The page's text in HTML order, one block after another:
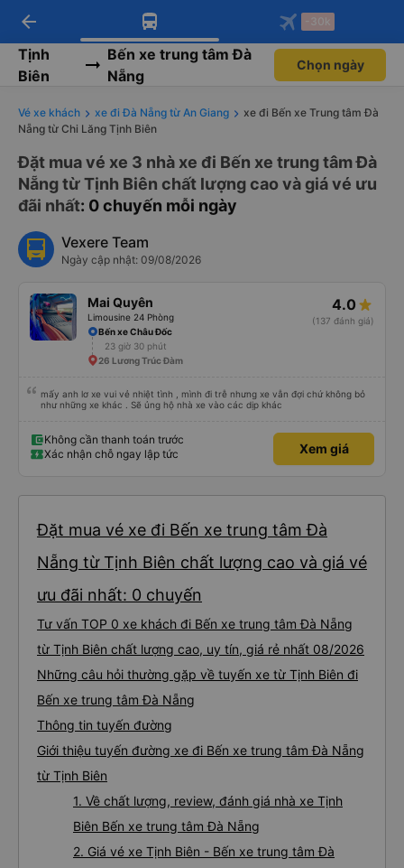
Tải app Vexere ngay!
Nhận ưu đãi thành viên độc
quyền
Mở app
Tải app Vexere
-30k/ghế khi đặt vé máy bay qua
app
Mở app
arrow_back -30k
Tịnh
Biên
Bến xe trung tâm Đà
Nẵng
Chọn ngày
Vé xe khách xe đi Đà Nẵng từ An Giang
xe đi Bến xe Trung tâm Đà
Nẵng từ Chi Lăng Tịnh Biên
Đặt mua vé xe 3 nhà xe đi Bến xe trung tâm Đà
Nẵng từ Tịnh Biên chất lượng cao và giá vé ưu
đãi nhất: 0 chuyến mỗi ngày
Vexere Team
Ngày cập nhật: 09/08/2026
Mai Quyên
Limousine 24 Phòng
4.0
(137 đánh giá)
Bến xe Châu Đốc
23 giờ 30 phút
26 Lương Trúc Đàm
mấy anh lơ xe vui vẻ nhiệt tình , mình đi trễ nhưng xe vẫn đợi chứ không bỏ
như những xe khác . Sẽ ủng hộ nhà xe vào các dịp khác
Không cần thanh toán trước
Xác nhận chỗ ngay lập tức
Xem giá
Đặt mua vé xe đi Bến xe trung tâm Đà
Nẵng từ Tịnh Biên chất lượng cao và giá vé
ưu đãi nhất: 0 chuyến
Tư vấn TOP 0 xe khách đi Bến xe trung tâm Đà Nẵng
từ Tịnh Biên chất lượng cao, uy tín, giá rẻ nhất 08/2026
Những câu hỏi thường gặp về tuyến xe từ Tịnh Biên đi
Bến xe trung tâm Đà Nẵng
Thông tin tuyến đường
Giới thiệu tuyến đường xe đi Bến xe trung tâm Đà Nẵng
từ Tịnh Biên
1. Về chất lượng, review, đánh giá nhà xe Tịnh
Biên Bến xe trung tâm Đà Nẵng
2. Giá vé xe Tịnh Biên - Bến xe trung tâm Đà